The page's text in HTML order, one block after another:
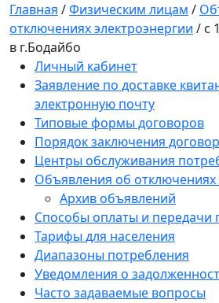
Главная /Физическим лицам /
отключениях электроэнергии / с
в г.Бодайбо
Личный кабинет
Заявление по доставке
электронную почту
Типовые формы договоров
Порядок заключения
Центры обслуживания
Объявления об отключениях
Архив объявлений
Способы оплаты и передачи
Тарифы для населения
Диапазоны потребления
Уведомления о
Часто задаваемые вопросы